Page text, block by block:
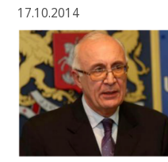
17.10.2014